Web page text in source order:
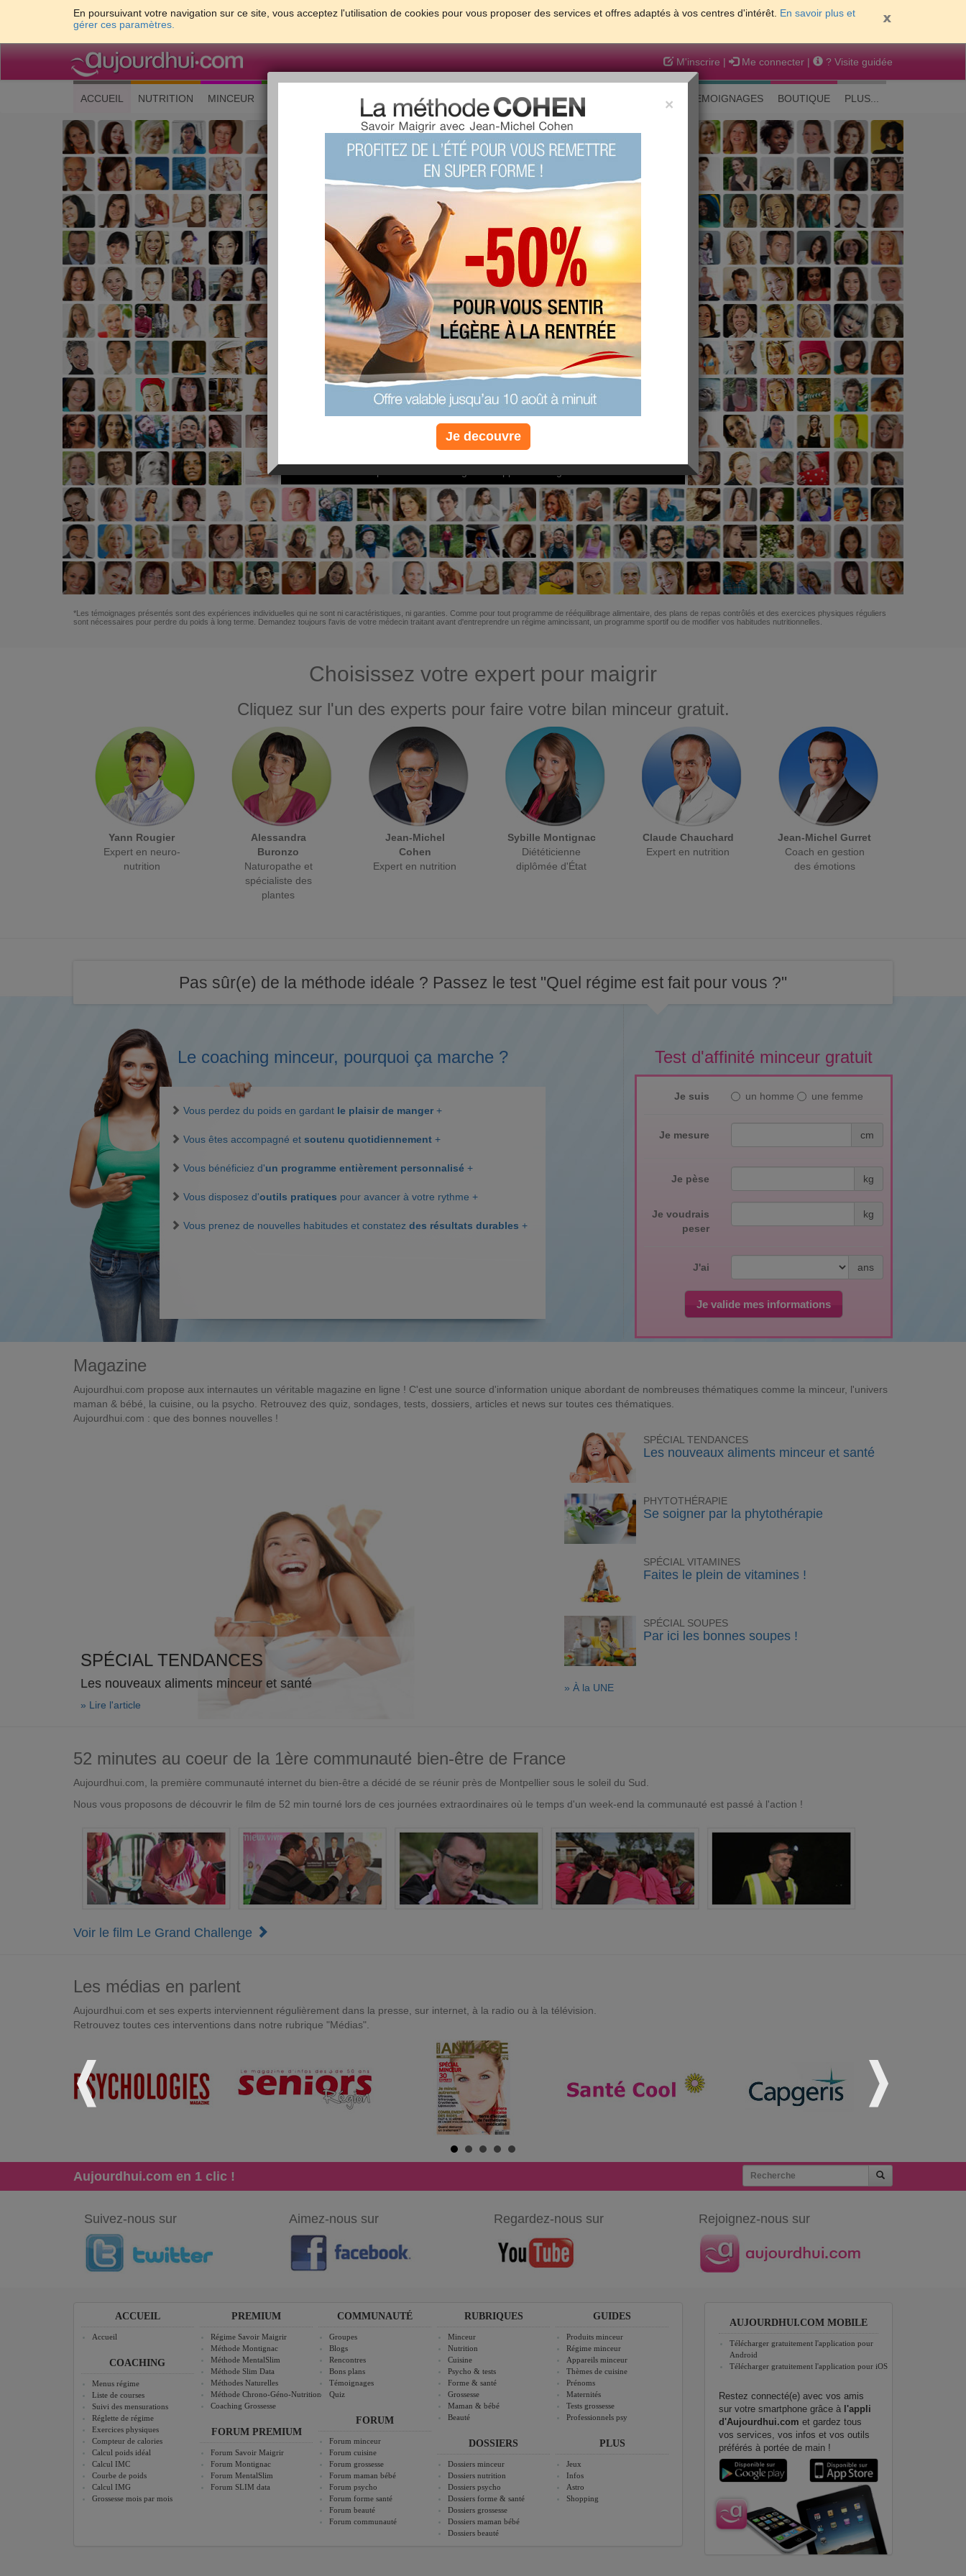
En poursuivant votre navigation sur ce site, vous acceptez l'utilisation de cookies pour vous proposer des services et offres adaptés à vos centres d'intérêt. En savoir plus et
gérer ces paramètres.
M'inscrire | Me connecter | ? Visite guidée
ACCUEIL (current)
NUTRITION MINCEUR FORME & SANTE PSYCHO & TESTS GROSSESSE & BEBE TEMOIGNAGES BOUTIQUE PLUS...
Les meilleures solutions pour maigrir et être bien dans sa peau
PLUS
EFFICACE
PLUS
SANTÉ
PLUS
COACHING
Non, je préfère le régime gratuit
*Les témoignages présentés sont des expériences individuelles qui ne sont ni caractéristiques, ni garanties. Comme pour tout programme de rééquilibrage alimentaire, des plans de repas contrôlés et des exercices physiques réguliers
sont nécessaires pour perdre du poids à long terme. Demandez toujours l'avis de votre médecin traitant avant d'entreprendre un régime amincissant, un programme sportif ou de modifier vos habitudes nutritionnelles.
Choisissez votre expert pour maigrir
Cliquez sur l'un des experts pour faire votre bilan minceur gratuit.
Yann Rougier
Expert en neuro-
nutrition
Alessandra
Buronzo
Naturopathe et
spécialiste des
plantes
Jean-Michel
Cohen
Expert en nutrition
Sybille Montignac
Diététicienne
diplômée d'État
Claude Chauchard
Expert en nutrition
Jean-Michel Gurret
Coach en gestion
des émotions
Pas sûr(e) de la méthode idéale ? Passez le test "Quel régime est fait pour vous ?"
Test d'affinité minceur gratuit
Je suis un homme une femme
Je mesure cm
Je pèse kg
Je voudrais
peser
kg
J'ai ans
Je valide mes informations
Le coaching minceur, pourquoi ça marche ?
Vous perdez du poids en gardant le plaisir de manger +
Vous êtes accompagné et soutenu quotidiennement +
Vous bénéficiez d'un programme entièrement personnalisé +
Vous disposez d'outils pratiques pour avancer à votre rythme +
Vous prenez de nouvelles habitudes et constatez des résultats durables +
Magazine
Aujourdhui.com propose aux internautes un véritable magazine en ligne ! C'est une source d'information unique abordant de nombreuses thématiques comme la minceur, l'univers
maman & bébé, la cuisine, ou la psycho. Retrouvez des quiz, sondages, tests, dossiers, articles et news sur toutes ces thématiques.
Aujourdhui.com : que des bonnes nouvelles !
SPÉCIAL TENDANCES
Les nouveaux aliments minceur et santé
» Lire l'article
SPÉCIAL TENDANCES
Les nouveaux aliments minceur et santé
PHYTOTHÉRAPIE
Se soigner par la phytothérapie
SPÉCIAL VITAMINES
Faites le plein de vitamines !
SPÉCIAL SOUPES
Par ici les bonnes soupes !
» À la UNE
52 minutes au coeur de la 1ère communauté bien-être de France
Aujourdhui.com, la première communauté internet du bien-être a décidé de se réunir près de Montpellier sous le soleil du Sud.
Nous vous proposons de découvrir le film de 52 min tourné lors de ces journées extraordinaires où le temps d'un week-end la communauté est passé à l'action !
Voir le film Le Grand Challenge
Les médias en parlent
Aujourdhui.com et ses experts interviennent régulièrement dans la presse, sur internet, à la radio ou à la télévision.
Retrouvez toutes ces interventions dans notre rubrique "Médias".
Aujourdhui.com en 1 clic !
Suivez-nous sur Aimez-nous sur Regardez-nous sur Rejoignez-nous sur
ACCUEIL
Accueil
COACHING
Menus régime
Liste de courses
Suivi des mensurations
Réglette de régime
Exercices physiques
Compteur de calories
Calcul poids idéal
Calcul IMC
Courbe de poids
Calcul IMG
Grossesse mois par mois
PREMIUM
Régime Savoir Maigrir
Méthode Montignac
Méthode MentalSlim
Méthode Slim Data
Méthodes Naturelles
Méthode Chrono-Géno-Nutrition
Coaching Grossesse
FORUM PREMIUM
Forum Savoir Maigrir
Forum Montignac
Forum MentalSlim
Forum SLIM data
COMMUNAUTÉ
Groupes
Blogs
Rencontres
Bons plans
Témoignages
Quiz
FORUM
Forum minceur
Forum cuisine
Forum grossesse
Forum maman bébé
Forum psycho
Forum forme santé
Forum beauté
Forum communauté
RUBRIQUES
Minceur
Nutrition
Cuisine
Psycho & tests
Forme & santé
Grossesse
Maman & bébé
Beauté
DOSSIERS
Dossiers minceur
Dossiers nutrition
Dossiers psycho
Dossiers forme & santé
Dossiers grossesse
Dossiers maman bébé
Dossiers beauté
GUIDES
Produits minceur
Régime minceur
Appareils minceur
Thèmes de cuisine
Prénoms
Maternités
Tests grossesse
Professionnels psy
PLUS
Jeux
Infos
Astro
Shopping
AUJOURDHUI.COM MOBILE
Télécharger gratuitement l'application pour
Android
Télécharger gratuitement l'application pour iOS
Restez connecté(e) avec vos amis
sur votre smartphone grâce à l'appli
d'Aujourdhui.com et gardez tous
vos services, vos infos et vos outils
préférés à portée de main !
×
Je decouvre